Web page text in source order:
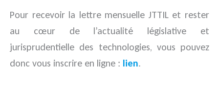
Pour recevoir la lettre mensuelle JTTIL et rester
au cœur de l’actualité législative et
jurisprudentielle des technologies, vous pouvez
donc vous inscrire en ligne : lien.